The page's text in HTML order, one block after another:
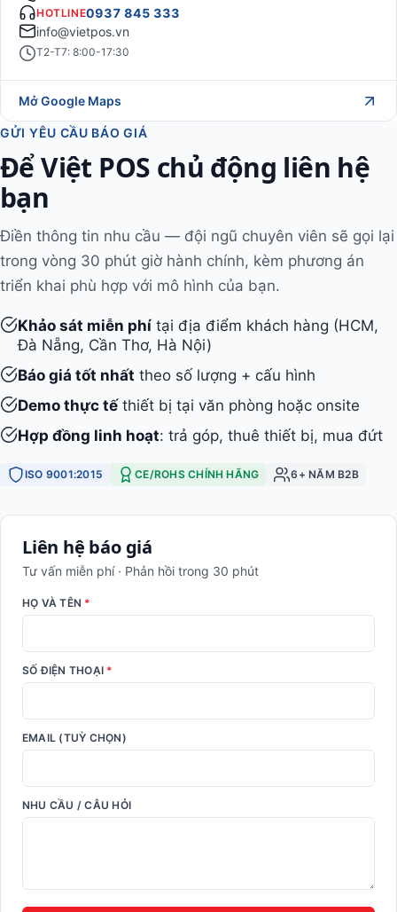
HOTLINE0937 845 333
info@vietpos.vn
T2-T7: 8:00-17:30
Mở Google Maps
GỬI YÊU CẦU BÁO GIÁ
Để Việt POS chủ động liên hệ
bạn
Điền thông tin nhu cầu — đội ngũ chuyên viên sẽ gọi lại
trong vòng 30 phút giờ hành chính, kèm phương án
triển khai phù hợp với mô hình của bạn.
Khảo sát miễn phí tại địa điểm khách hàng (HCM,
Đà Nẵng, Cần Thơ, Hà Nội)
Báo giá tốt nhất theo số lượng + cấu hình
Demo thực tếthiết bị tại văn phòng hoặc onsite
Hợp đồng linh hoạt: trả góp, thuê thiết bị, mua đứt
ISO 9001:2015 CE/ROHS CHÍNH HÃNG 6+ NĂM B2B
Liên hệ báo giá
Tư vấn miễn phí · Phản hồi trong 30 phút
HỌ VÀ TÊN *
SỐ ĐIỆN THOẠI *
EMAIL (TUỲ CHỌN)
NHU CẦU / CÂU HỎI